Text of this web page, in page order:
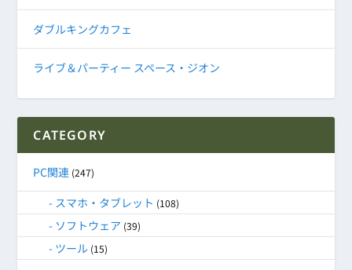
ダブルキングカフェ
ライブ＆パーティー スペース・ジオン
CATEGORY
PC関連 (247)
スマホ・タブレット (108)
ソフトウェア (39)
ツール (15)